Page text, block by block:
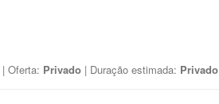
| Oferta: Privado | Duração estimada: Privado